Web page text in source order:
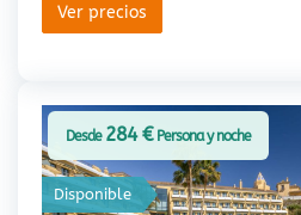
Ver precios
Disponible
Desde 284 €Persona y noche